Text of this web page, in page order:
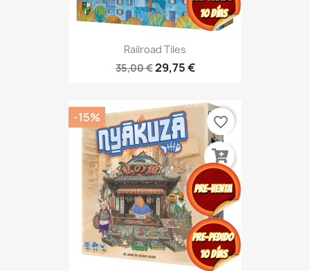
Railroad Tiles
35,00 €29,75 €
-15% favorite_border